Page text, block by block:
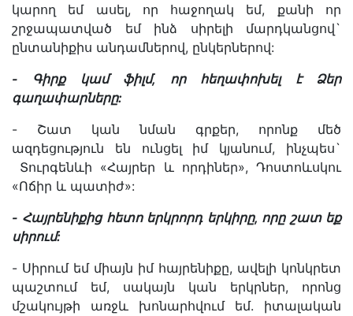
կարող եմ ասել, որ հաջողակ եմ, քանի որ
շրջապատված եմ ինձ սիրելի մարդկանցով`
ընտանիքիս անդամներով, ընկերներով:
- Գիրքկամ ֆիլմ, որ հեղափոխել է
Ձեր
գաղափարները:
- Շատ կան նման գրքեր, որոնք մեծ
ազդեցություն են ունցել իմ կյանում, ինչպես`
Տուրգենևի «Հայրեր և որդիներ», Դոստոևսկու
«Ոճիր և պատիժ»:
- Հայրենիքից հետո երկրորդ երկիրը, որը շատ եք
սիրում:
- Սիրում եմ միայն իմ հայրենիքը, ավելի կոնկրետ
պաշտում եմ, սակայն կան երկրներ, որոնց
մշակույթի առջև խոնարհվում եմ. իտալական